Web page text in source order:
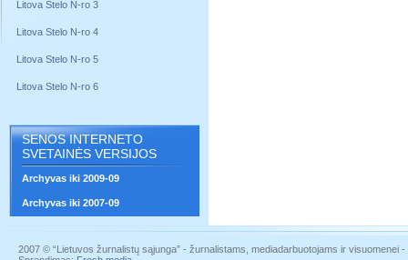
Litova Stelo N-ro 3
Litova Stelo N-ro 4
Litova Stelo N-ro 5
Litova Stelo N-ro 6
SENOS INTERNETO
SVETAINĖS VERSIJOS
Archyvas iki 2009-09
Archyvas iki 2007-09
2007 © “Lietuvos žurnalistų sąjunga” - žurnalistams, mediadarbuotojams ir visuomenei